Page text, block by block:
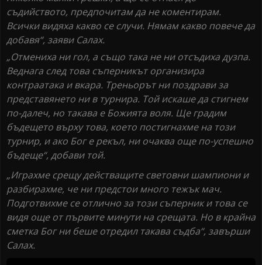
съдийството, предпочитам да не коментирам.
Всички видяха какво се случи. Нямам какво повече да
добавя“, заяви Салах.
„Отмениха ни гол, а също така не ни отсъдиха дузпа.
Веднага след това съперникът организира
контраатака и вкара. Треньорът ни поздрави за
представянето ни в турнира. Той искаше да стигнем
по-далеч, но такава е Божията воля. Ще градим
бъдещето върху това, което постигнахме на този
турнир, и ако Бог е рекъл, ни очаква още по-успешно
бъдеще“, добави той.
„Играхме срещу действащите световни шампиони и
разбирахме, че ни предстои много тежък мач.
Подготвихме се отлично за този съперник и това се
видя още от първите минути на срещата. Но в крайна
сметка Бог ни беше отредил такава съдба“, завърши
Салах.